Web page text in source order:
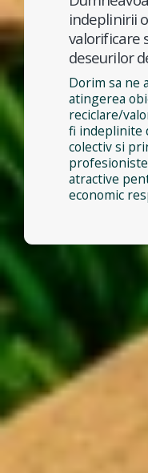
indeplinirii
valorificare
deseurilor
Dorim sa ne
atingerea
reciclare/
fi indeplinite
colectiv si
atractive
economic